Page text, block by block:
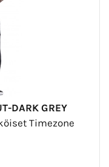
DARK GREY
Timezone